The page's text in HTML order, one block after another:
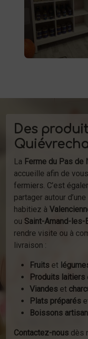
d'autres
produits
à la ferme ou
Des
La Ferme du Pas de
accueille afin de
fermiers. C’est
partager autour
habitiez à
ou Saint-Amand-les-
rendre visite ou à
livraison :
Fruits et
Produits laitiers
Viandes et
Plats préparés
Boissons
Contactez-nous dès